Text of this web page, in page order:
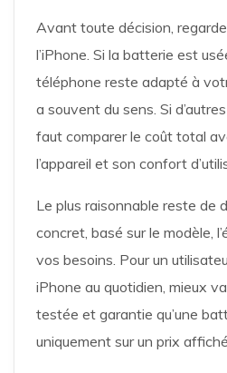
Avant toute décision,
l’iPhone. Si la batterie est
téléphone reste adapté à
a souvent du sens. Si
faut comparer le coût total
l’appareil et son confort
Le plus raisonnable reste de
concret, basé sur le modèle,
vos besoins. Pour un
iPhone au quotidien, mieux
testée et garantie qu’une
uniquement sur un prix